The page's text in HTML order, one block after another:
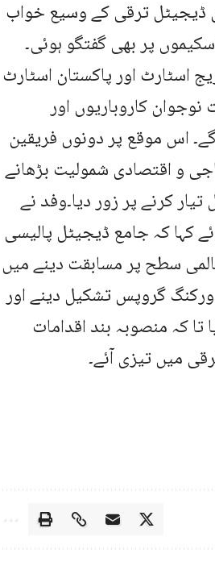
ڈیجیٹل ترقی کے وسیع خواب
پر بھی گفتگو ہوئی۔
اسٹارٹ اور پاکستان اسٹارٹ
کاروباریوں اور
اس موقع پر دونوں فریقین
و اقتصادی شمولیت بڑھانے
کرنے پر زور دیا۔وفد نے
کہا کہ جامع ڈیجیٹل پالیسی
سطح پر مسابقت دینے میں
گروپس تشکیل دینے اور
کہ منصوبہ بند اقدامات
میں تیزی آئے۔